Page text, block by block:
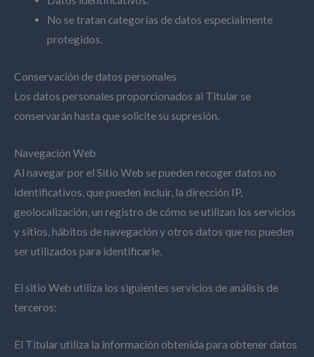
No se tratan categorías de datos especialmente
protegidos.
Conservación de datos personales
Los datos personales proporcionados al Titular se
conservarán hasta que solicite su supresión.
Navegación Web
Al navegar por el Sitio Web se pueden recoger datos no
identificativos, que pueden incluir, la dirección IP,
geolocalización, un registro de cómo se utilizan los servicios
y sitios, hábitos de navegación y otros datos que no pueden
ser utilizados para identificarle.
El sitio Web utiliza los siguientes servicios de análisis de
terceros:
El Titular utiliza la información obtenida para obtener datos